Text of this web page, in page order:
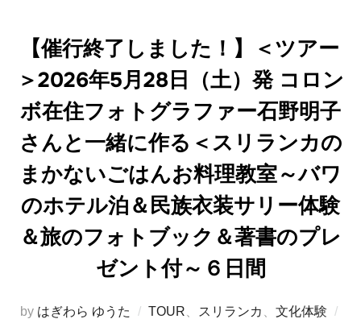
【催行終了しました！】＜ツアー
＞2026年5月28日（土）発 コロン
ボ在住フォトグラファー石野明子
さんと一緒に作る＜スリランカの
まかないごはんお料理教室～バワ
のホテル泊＆民族衣装サリー体験
＆旅のフォトブック＆著書のプレ
ゼント付～６日間
by はぎわら ゆうた TOUR スリランカ 文化体験